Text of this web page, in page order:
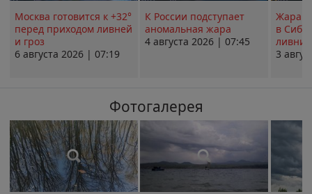
Москва готовится к +32°
перед приходом ливней
и гроз
6 августа 2026 | 07:19
К России подступает
аномальная жара
4 августа 2026 | 07:45
Жара в
в
ливни
3
Фотогалерея